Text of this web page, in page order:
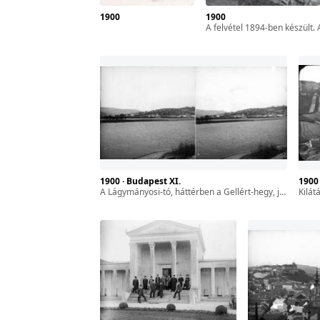
1900
1900
A felvétel 1894-ben készült. A kép forrását kérjük így adja meg: Fortepan /
1900 · Budapest XI.
a Lágymányosi-tó, háttérben a Gellért-hegy, jobbra fent a Citadella. A felvétel 1894-ben készült.
kilátás